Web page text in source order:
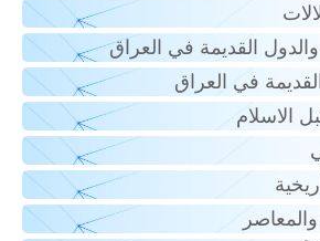
القديمة في العراق
القديمة في العراق
الاسلام